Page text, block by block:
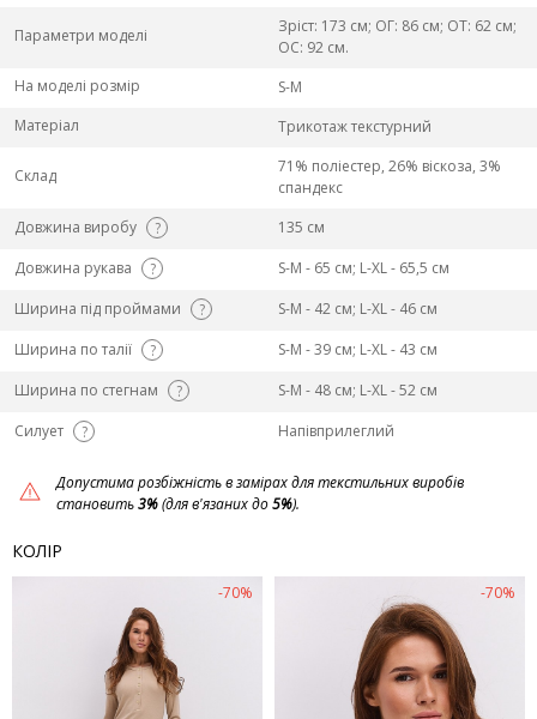
Параметри моделі
Зріст: 173 см; ОГ: 86 см; ОТ: 62 см;
ОС: 92 см.
На моделі розмір
S-M
Матеріал
Трикотаж текстурний
Склад
71% поліестер, 26% віскоза, 3%
спандекс
Довжина виробу
?
135 см
Довжина рукава
?
S-M - 65 см; L-ХL - 65,5 см
Ширина під проймами
?
S-M - 42 см; L-ХL - 46 см
Ширина по талії
?
S-M - 39 см; L-ХL - 43 см
Ширина по стегнам
?
S-M - 48 см; L-ХL - 52 см
Силует
? Напівприлеглий
Допустима розбіжність в замірах для текстильних виробів
становить3%(для в'язаних до5%).
КОЛІР
-70% -70%